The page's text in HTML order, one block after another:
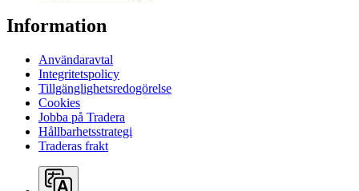
Information
Användaravtal
Integritetspolicy
Tillgänglighetsredogörelse
Cookies
Jobba på Tradera
Hållbarhetsstrategi
Traderas frakt